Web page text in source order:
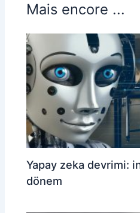
Mais encore ...
Yapay zeka devrimi:
dönem